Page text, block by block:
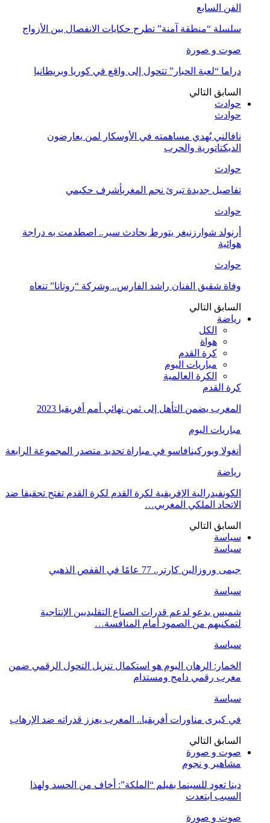
الفن السابع
سلسلة “منطقة آمنة” تطرح حكايات الانفصال بين الأزواج
صوت و صورة
دراما “لعبة الحبار” تتحول إلى واقع في كوريا وبريطانيا
السابق التالي
حوادث
حوادث
نافالني يُهدي مساهمته في الأوسكار لمن يعارضون
الديكتاتورية والحرب
حوادث
تفاصيل جديدة تبرئ نجم المغربأشرف حكيمي
حوادث
أرنولد شوارزنيغر يتورط بحادث سير.. اصطدمت به دراجة
هوائية
حوادث
وفاة شقيق الفنان راشد الفارس.. وشركة “روتانا” تنعاه
السابق التالي
رياضة
الكل
هواة
كرة القدم
مباريات اليوم
الكرة العالمية
كرة القدم
المغرب يضمن التأهل إلى ثمن نهائي أمم أفريقيا 2023
مباريات اليوم
أنغولا وبوركينافاسو في مباراة تحديد متصدر المجموعة الرابعة
رياضة
الكونفيدرالية الإفريقية لكرة القدم لكرة القدم تفتح تحقيقا ضد
الاتحاد الملكي المغربي…
السابق التالي
سياسة
سياسة
جيمى وروزالين كارتر.. 77 عامًا في القفص الذهبي
سياسة
شميس يدعو لدعم قدرات الصناع التقليديين الإنتاجية
لتمكنيهم من الصمود أمام المنافسة…
سياسة
الخمار: الرهان اليوم هو استكمال تنزيل التحول الرقمي ضمن
مغرب رقمي دامج ومستدام
سياسة
في كبرى مناورات أفريقيا.. المغرب يعزز قدراته ضد الإرهاب
السابق التالي
صوت و صورة
مشاهير و نجوم
دينا تعود للسينما بفيلم “الملكة”: أخاف من الحسد ولهذا
السبب ابتعدت
صوت و صورة